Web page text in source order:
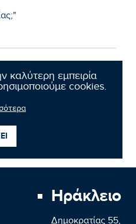
καλύτερη εμπειρία
cookies.
Ηράκλειο